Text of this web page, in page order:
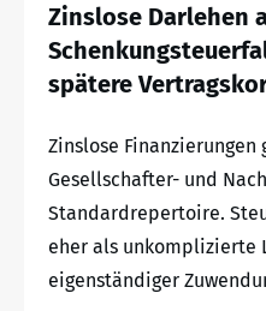
Zinslose Darlehen
spätere
Zinslose Finanzierungen
Gesellschafter- und
Standardrepertoire.
eher als
eigenständiger